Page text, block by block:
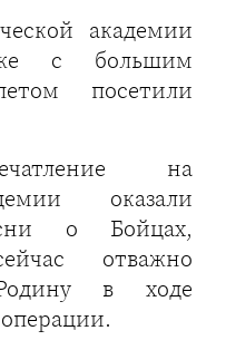
академии
с большим
посетили
на
оказали
о Бойцах,
отважно
в ходе